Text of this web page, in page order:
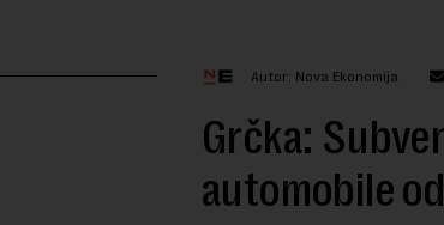
Autor: Nova Ekonomija
Grčka:
automobile